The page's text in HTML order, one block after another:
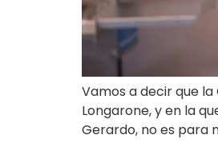
Vamos a decir que la
Longarone, y en la
Gerardo, no es para